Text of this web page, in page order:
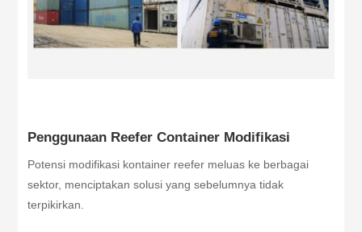
Penggunaan Reefer Container Modifikasi
Potensi modifikasi kontainer reefer meluas ke berbagai
sektor, menciptakan solusi yang sebelumnya tidak
terpikirkan.